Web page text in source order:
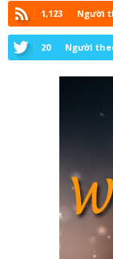
1,123 Người
20 Người